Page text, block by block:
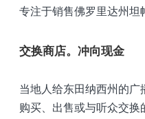
专注于销售佛罗里达州坦
交换商店。冲向现金
当地人给东田纳西州的
购买、出售或与听众交